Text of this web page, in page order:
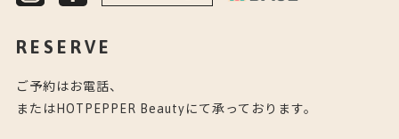
RESERVE
ご予約はお電話、
またはHOTPEPPER Beautyにて承っております。